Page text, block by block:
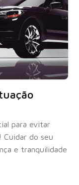
para evitar
Cuidar do seu
e tranquilidade